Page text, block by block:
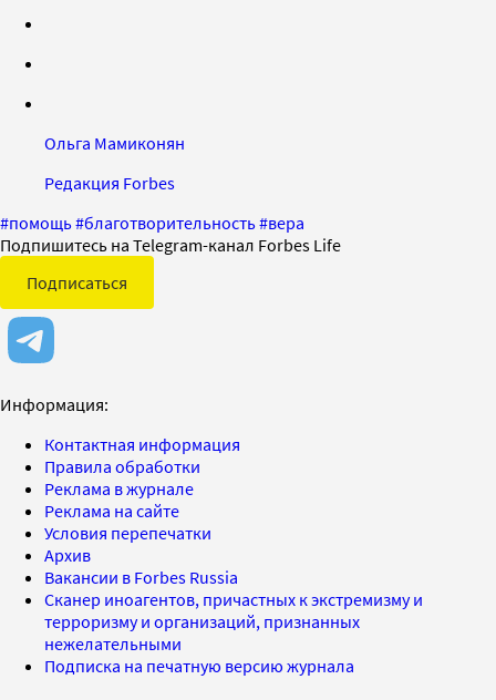
Ольга Мамиконян
Редакция Forbes
#помощь#благотворительность#вера
Подпишитесь на Telegram-канал Forbes Life
Подписаться
Информация:
Контактная информация
Правила обработки
Реклама в журнале
Реклама на сайте
Условия перепечатки
Архив
Вакансии в Forbes Russia
Сканер иноагентов, причастных к экстремизму и
терроризму и организаций, признанных
нежелательными
Подписка на печатную версию журнала